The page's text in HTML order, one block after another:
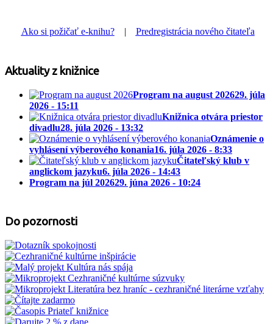
Ako si požičať e-knihu?| Predregistrácia nového čitateľa
Aktuality z knižnice
Program na august 202629. júla
2026 - 15:11
Knižnica otvára priestor
divadlu28. júla 2026 - 13:32
Oznámenie o
vyhlásení výberového konania16. júla 2026 - 8:33
Čitateľský klub v
anglickom jazyku6. júla 2026 - 14:43
Program na júl 202629. júna 2026 - 10:24
Do pozornosti